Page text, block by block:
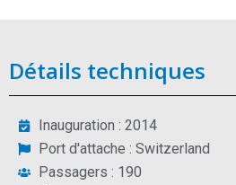
Détails techniques
Inauguration : 2014
Port d'attache : Switzerland
Passagers : 190